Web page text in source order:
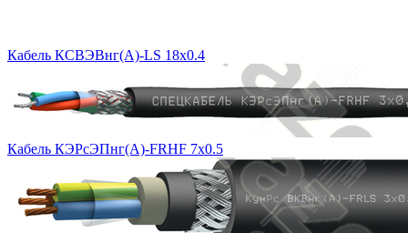
Кабель КСВЭВнг(A)-LS 18x0.4
Кабель КЭРсЭПнг(А)-FRHF 7х0.5